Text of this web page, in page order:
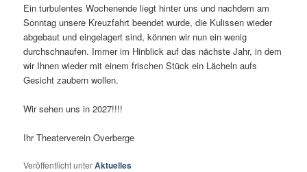
Ein turbulentes Wochenende liegt hinter uns und nachdem am
Sonntag unsere Kreuzfahrt beendet wurde, die Kulissen wieder
abgebaut und eingelagert sind, können wir nun ein wenig
durchschnaufen. Immer im Hinblick auf das nächste Jahr, in dem
wir Ihnen wieder mit einem frischen Stück ein Lächeln aufs
Gesicht zaubern wollen.
Wir sehen uns in 2027!!!!
Ihr Theaterverein Overberge
Veröffentlicht unterAktuelles